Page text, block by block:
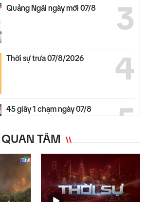
3
Quảng Ngãi ngày mới 07/8
4
Thời sự trưa 07/8/2026
5
45 giây 1 chạm ngày 07/8
6
Chuyển động duyên hải trưa
TÂM